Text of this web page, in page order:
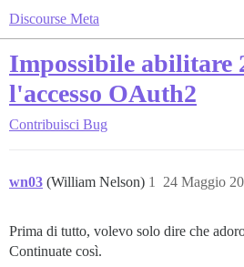
Discourse Meta
Impossibile abilitare
l'accesso OAuth2
Contribuisci Bug
wn03 (William Nelson) 24 Maggio
1
Prima di tutto, volevo solo dire che
Continuate così.